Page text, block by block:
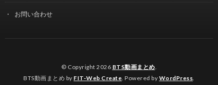
お問い合わせ
© Copyright 2026 BTS動画まとめ.
BTS動画まとめ by FIT-Web Create. Powered by WordPress.